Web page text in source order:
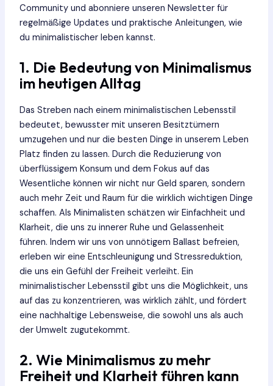
Community und abonniere unseren Newsletter für
regelmäßige Updates und praktische Anleitungen, wie
du minimalistischer leben kannst.
1. Die Bedeutung von Minimalismus
im heutigen Alltag
Das Streben nach einem minimalistischen Lebensstil
bedeutet, bewusster mit unseren Besitztümern
umzugehen und nur die besten Dinge in unserem Leben
Platz finden zu lassen. Durch die Reduzierung von
überflüssigem Konsum und dem Fokus auf das
Wesentliche können wir nicht nur Geld sparen, sondern
auch mehr Zeit und Raum für die wirklich wichtigen Dinge
schaffen. Als Minimalisten schätzen wir Einfachheit und
Klarheit, die uns zu innerer Ruhe und Gelassenheit
führen. Indem wir uns von unnötigem Ballast befreien,
erleben wir eine Entschleunigung und Stressreduktion,
die uns ein Gefühl der Freiheit verleiht. Ein
minimalistischer Lebensstil gibt uns die Möglichkeit, uns
auf das zu konzentrieren, was wirklich zählt, und fördert
eine nachhaltige Lebensweise, die sowohl uns als auch
der Umwelt zugutekommt.
2. Wie Minimalismus zu mehr
Freiheit und Klarheit führen kann